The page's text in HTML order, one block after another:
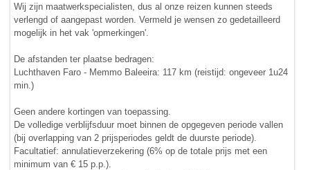
Wij zijn maatwerkspecialisten, dus al onze reizen kunnen steeds
verlengd of aangepast worden. Vermeld je wensen zo gedetailleerd
mogelijk in het vak 'opmerkingen'.
De afstanden ter plaatse bedragen:
Luchthaven Faro - Memmo Baleeira: 117 km (reistijd: ongeveer 1u24
min.)
Geen andere kortingen van toepassing.
De volledige verblijfsduur moet binnen de opgegeven periode vallen
(bij overlapping van 2 prijsperiodes geldt de duurste periode).
Facultatief: annulatieverzekering (6% op de totale prijs met een
minimum van € 15 p.p.).